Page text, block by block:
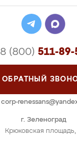
г. Зеленоград
Крюковская площадь,
8 (800) 511-89-
ОБРАТНЫЙ
corp-